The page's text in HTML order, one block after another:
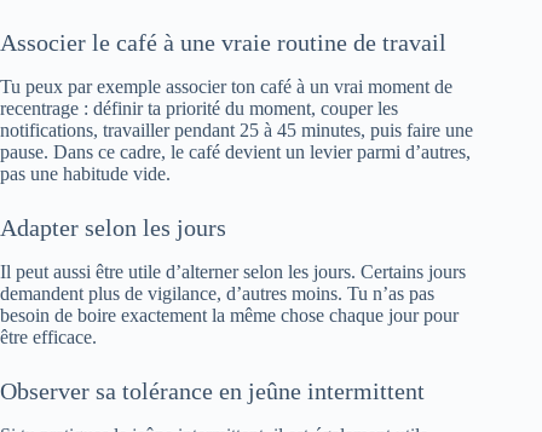
Associer le café à une vraie routine de travail
Tu peux par exemple associer ton café à un vrai moment de
recentrage : définir ta priorité du moment, couper les
notifications, travailler pendant 25 à 45 minutes, puis faire une
pause. Dans ce cadre, le café devient un levier parmi d’autres,
pas une habitude vide.
Adapter selon les jours
Il peut aussi être utile d’alterner selon les jours. Certains jours
demandent plus de vigilance, d’autres moins. Tu n’as pas
besoin de boire exactement la même chose chaque jour pour
être efficace.
Observer sa tolérance en jeûne intermittent